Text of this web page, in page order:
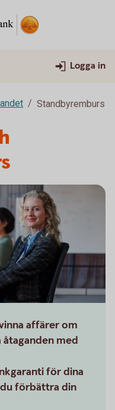
Logga in
Standbyremburs
affärer om
åtaganden med
för dina
förbättra din